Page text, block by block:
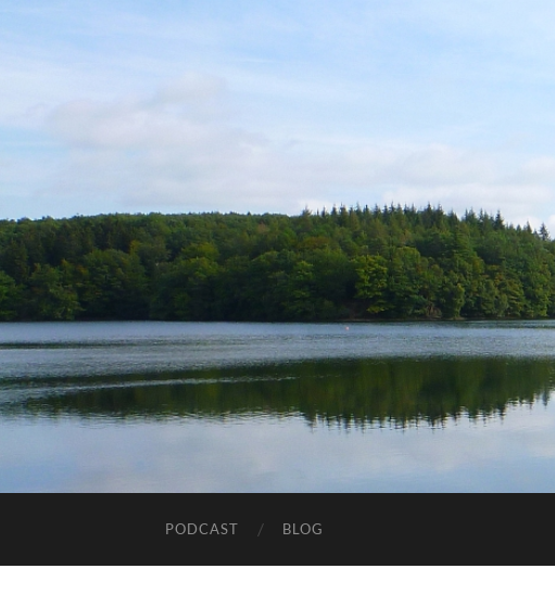
PODCAST BLOG